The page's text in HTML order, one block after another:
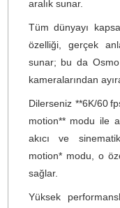
4.477 TL Kazanç
40.699,00 TL den
Bu ürünü satın alarak